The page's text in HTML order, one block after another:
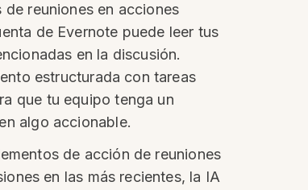
reuniones en acciones
de Evernote puede leer tus
en la discusión.
estructurada con tareas
que tu equipo tenga un
algo accionable.
de acción de reuniones
en las más recientes, la IA